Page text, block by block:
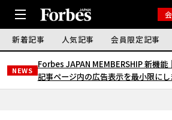
新着記事 人気記事 会員限定記事
NEWS
Forbes JAPAN MEMBERSHIP 新機能｜
記事ページ内の広告表示を最小限にし